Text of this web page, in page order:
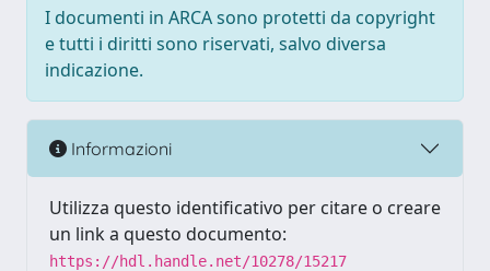
I documenti in ARCA sono protetti da copyright
e tutti i diritti sono riservati, salvo diversa
indicazione.
Informazioni
Utilizza questo identificativo per citare o creare
un link a questo documento:
https://hdl.handle.net/10278/15217